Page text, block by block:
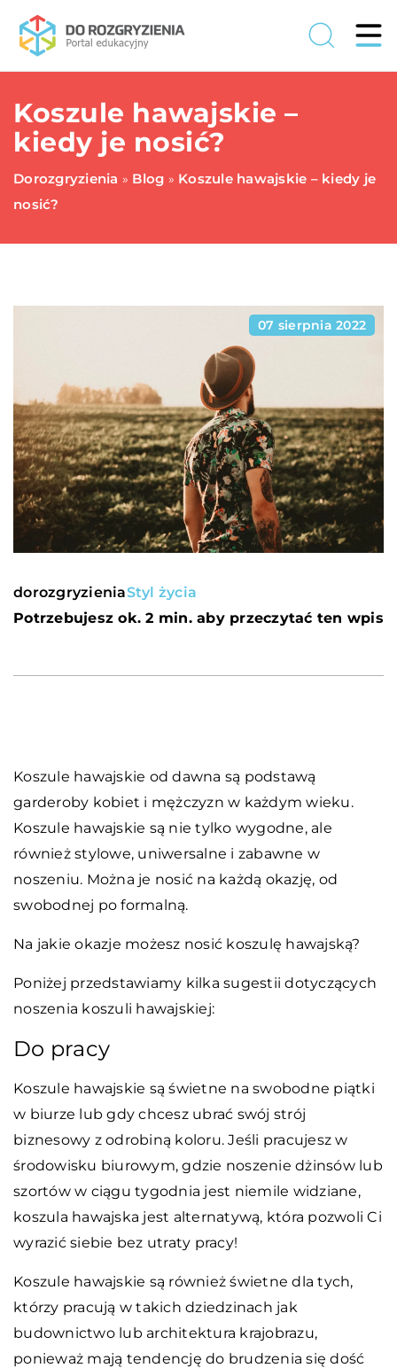
Koszule hawajskie –
kiedy je nosić?
Dorozgryzienia » Blog » Koszule hawajskie – kiedy je
nosić?
07 sierpnia 2022
dorozgryzieniaStyl życia
Potrzebujesz ok. 2 min. aby przeczytać ten wpis
Koszule hawajskie od dawna są podstawą
garderoby kobiet i mężczyzn w każdym wieku.
Koszule hawajskie są nie tylko wygodne, ale
również stylowe, uniwersalne i zabawne w
noszeniu. Można je nosić na każdą okazję, od
swobodnej po formalną.
Na jakie okazje możesz nosić koszulę hawajską?
Poniżej przedstawiamy kilka sugestii dotyczących
noszenia koszuli hawajskiej:
Do pracy
Koszule hawajskie są świetne na swobodne piątki
w biurze lub gdy chcesz ubrać swój strój
biznesowy z odrobiną koloru. Jeśli pracujesz w
środowisku biurowym, gdzie noszenie dżinsów lub
szortów w ciągu tygodnia jest niemile widziane,
koszula hawajska jest alternatywą, która pozwoli Ci
wyrazić siebie bez utraty pracy!
Koszule hawajskie są również świetne dla tych,
którzy pracują w takich dziedzinach jak
budownictwo lub architektura krajobrazu,
ponieważ mają tendencję do brudzenia się dość